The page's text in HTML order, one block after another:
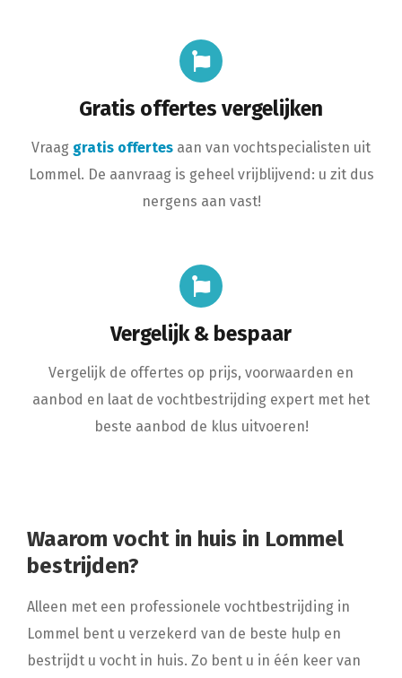
Gratis offertes vergelijken
Vraag gratis offertes aan van vochtspecialisten uit
Lommel. De aanvraag is geheel vrijblijvend: u zit dus
nergens aan vast!
Vergelijk & bespaar
Vergelijk de offertes op prijs, voorwaarden en
aanbod en laat de vochtbestrijding expert met het
beste aanbod de klus uitvoeren!
Waarom vocht in huis in Lommel
bestrijden?
Alleen met een professionele vochtbestrijding in
Lommel bent u verzekerd van de beste hulp en
bestrijdt u vocht in huis. Zo bent u in één keer van